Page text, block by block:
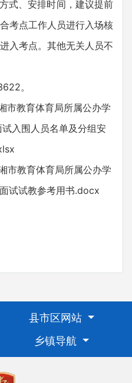
、安排时间，建议提前
考点工作人员进行入场核
入考点。其他无关人员不
。
市教育体育局所属公办学
入围人员名单及分组安
市教育体育局所属公办学
试试教参考用书.docx
县市区网站
乡镇导航